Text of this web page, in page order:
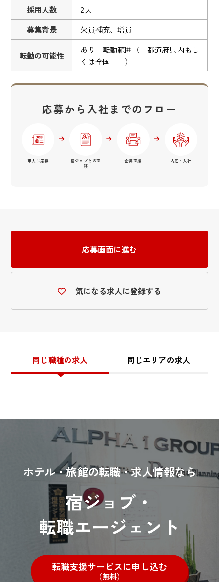
採用人数
2人
募集背景
欠員補充、増員
転勤の可能性
あり 転勤範囲（ 都道府県内もし
くは全国 ）
応募から入社までのフロー
求人に応募
宿ジョブとの面
談
企業面接 内定・入社
応募画面に進む
気になる求人に登録する
同じ職種の求人 同じエリアの求人
ホテル・旅館の転職・求人情報なら
宿ジョブ・
転職エージェント
転職支援サービスに申し込む
（無料）